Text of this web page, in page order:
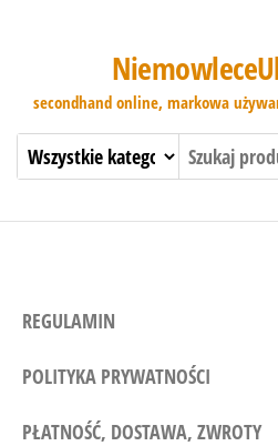
secondhand online, markowa
REGULAMIN
POLITYKA PRYWATNOŚCI
PŁATNOŚĆ, DOSTAWA, ZWROTY